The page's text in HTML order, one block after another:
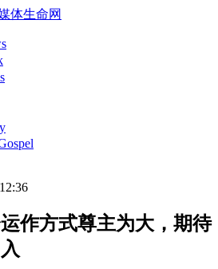
体生命网
作方式尊主为大，期待